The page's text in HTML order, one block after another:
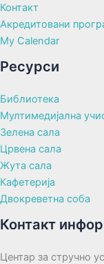
Контакт
Акредитовани
My Calendar
Ресурси
Библиотека
Мултимедијална
Зелена сала
Црвена сала
Жута сала
Кафетерија
Двокреветна соба
Контакт
Центар за стручно